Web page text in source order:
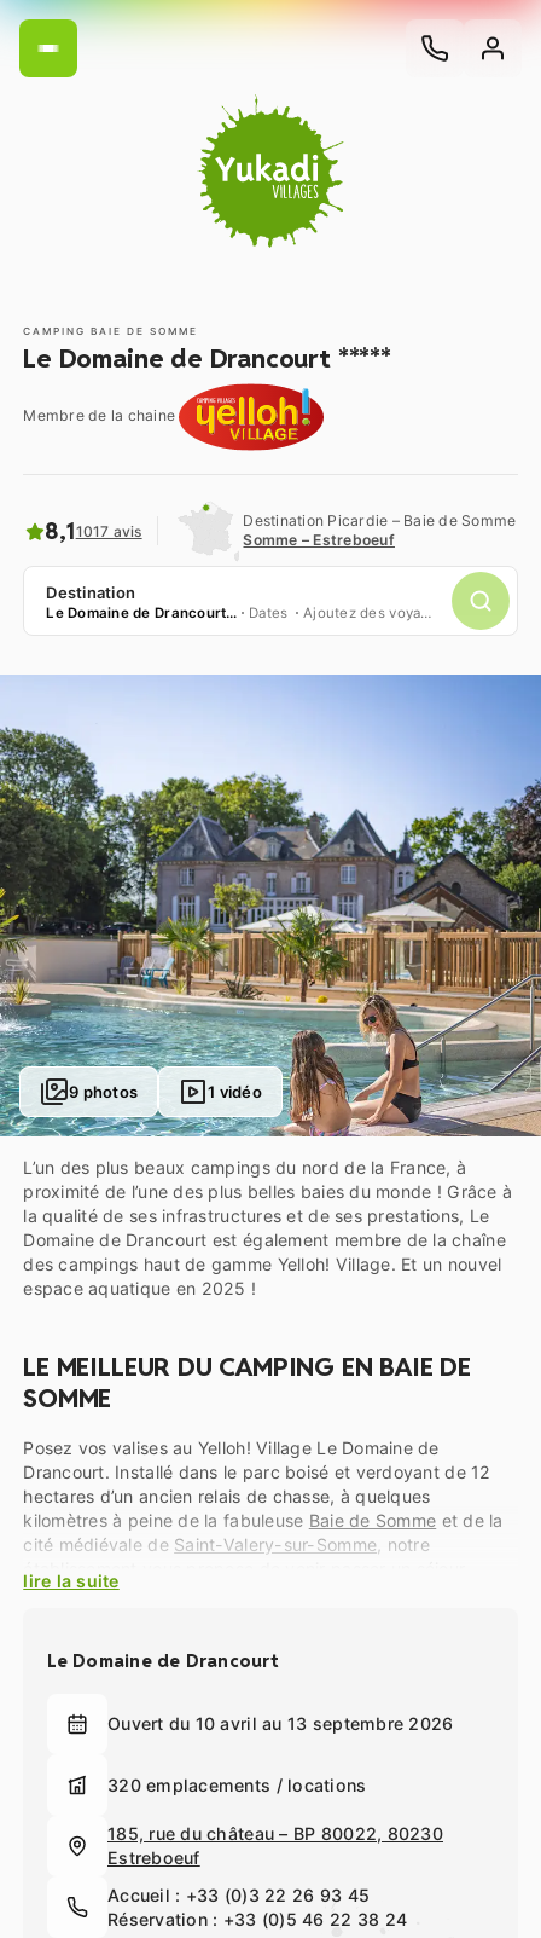
CAMPING BAIE DE SOMME
Le Domaine de Drancourt *****
Membre de la chaine
8,11017 avis
Destination Picardie – Baie de Somme
Somme – Estreboeuf
Destination
Le Domaine de Drancourt ***** Dates Ajoutez des voyageurs
9 photos 1 vidéo
L’un des plus beaux campings du nord de la France, à
proximité de l’une des plus belles baies du monde ! Grâce à
la qualité de ses infrastructures et de ses prestations, Le
Domaine de Drancourt est également membre de la chaîne
des campings haut de gamme Yelloh! Village. Et un nouvel
espace aquatique en 2025 !
LE MEILLEUR DU CAMPING EN BAIE DE
SOMME
Posez vos valises au Yelloh! Village Le Domaine de
Drancourt. Installé dans le parc boisé et verdoyant de 12
hectares d’un ancien relais de chasse, à quelques
kilomètres à peine de la fabuleuse Baie de Somme et de la
cité médiévale de Saint-Valery-sur-Somme , notre
inoubliable en
vous divertir en famille, en couple ou entre amis. Découvrez
dont une partie est couverte et chauffée, nos clubs enfants,
authentique et locale et nos activités ludiques et festives.
pour découvrir l’une des plus belles baies du monde et un
département aux nombreux atouts…
lire la suite
Le Domaine de Drancourt
Ouvert du 10 avril au 13 septembre 2026
320 emplacements / locations
185, rue du château – BP 80022, 80230
Estreboeuf
Accueil : +33 (0)3 22 26 93 45
Réservation : +33 (0)5 46 22 38 24